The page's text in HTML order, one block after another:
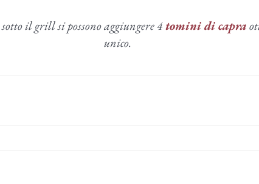
il grill si possono aggiungere 4tomini di capra
unico.